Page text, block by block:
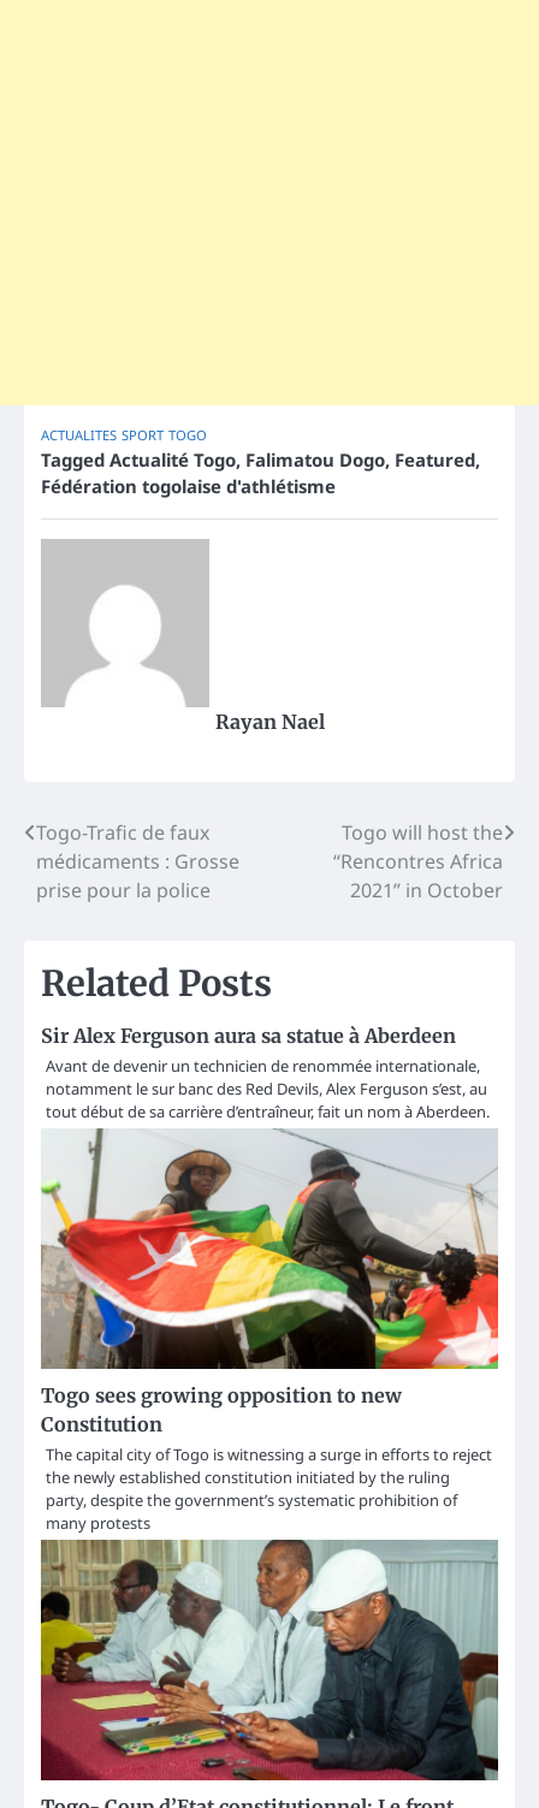
ACTUALITES SPORT TOGO
Tagged Actualité Togo, Falimatou Dogo, Featured,
Fédération togolaise d'athlétisme
Rayan Nael
Post
navigation
Togo-Trafic de faux
médicaments : Grosse
prise pour la police
Togo will host the
“Rencontres Africa
2021” in October
Related Posts
Sir Alex Ferguson aura sa statue à Aberdeen
Avant de devenir un technicien de renommée internationale,
notamment le sur banc des Red Devils, Alex Ferguson s’est, au
tout début de sa carrière d’entraîneur, fait un nom à Aberdeen.
Togo sees growing opposition to new
Constitution
The capital city of Togo is witnessing a surge in efforts to reject
the newly established constitution initiated by the ruling
party, despite the government’s systematic prohibition of
many protests